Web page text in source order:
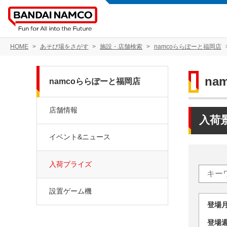
HOME あそび場をさがす 施設・店舗検索 namcoららぽーと福岡店
入荷
登
登
namcoららぽーと福岡店
店舗情報
イベント&ニュース
入荷プライズ
設置ゲーム機